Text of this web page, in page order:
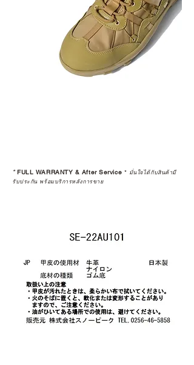
*FULL WARRANTY & After Service * มั่นใจได้กับสินค้ามี
รับประกัน พร้อมบริการหลังการขาย